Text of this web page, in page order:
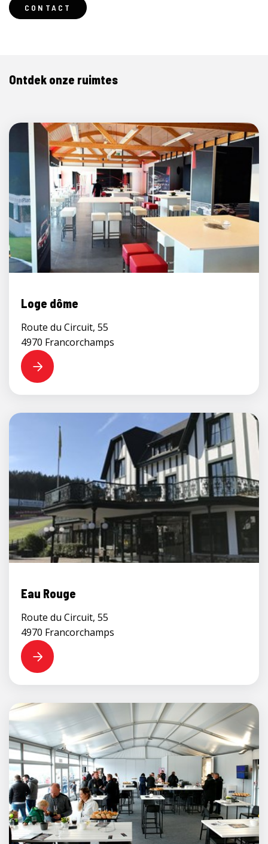
CONTACT
Ontdek onze ruimtes
Loge dôme
Route du Circuit, 55
4970 Francorchamps
Eau Rouge
Route du Circuit, 55
4970 Francorchamps